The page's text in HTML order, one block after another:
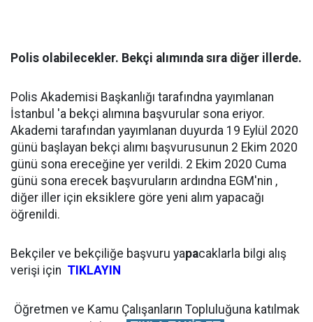
Polis olabilecekler. Bekçi alımında sıra diğer illerde.
Polis Akademisi Başkanlığı tarafındna yayımlanan
İstanbul 'a bekçi alımına başvurular sona eriyor.
Akademi tarafından yayımlanan duyurda 19 Eylül 2020
günü başlayan bekçi alımı başvurusunun 2 Ekim 2020
günü sona ereceğine yer verildi. 2 Ekim 2020 Cuma
günü sona erecek başvuruların ardındna EGM'nin ,
diğer iller için eksiklere göre yeni alım yapacağı
öğrenildi.
Bekçiler ve bekçiliğe başvuru yapacaklarla bilgi alış
verişi için TIKLAYIN
Öğretmen ve Kamu Çalışanların Topluluğuna katılmak